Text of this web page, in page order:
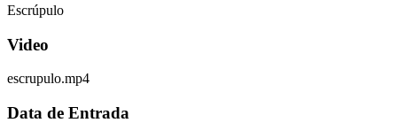
Escrúpulo
Video
escrupulo.mp4
Data de Entrada